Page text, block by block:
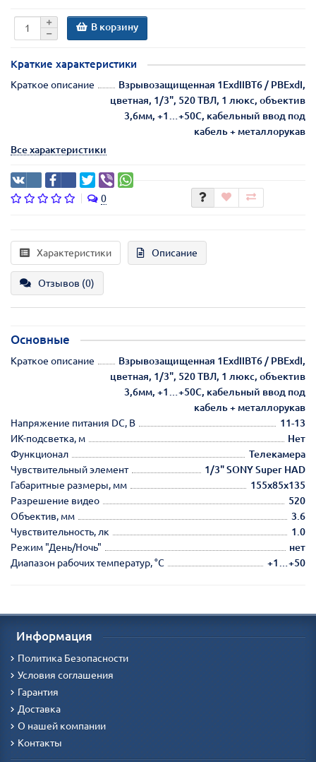
В корзину
Краткие характеристики
Краткое описание
Взрывозащищенная 1ExdIIBT6 / РВExdI,
цветная, 1/3", 520 ТВЛ, 1 люкс, объектив
3,6мм, +1…+50С, кабельный ввод под
кабель + металлорукав
Все характеристики
0
Характеристики Описание
Отзывов (0)
Основные
Краткое описание
Взрывозащищенная 1ExdIIBT6 / РВExdI,
цветная, 1/3", 520 ТВЛ, 1 люкс, объектив
3,6мм, +1…+50С, кабельный ввод под
кабель + металлорукав
Напряжение питания DC, В
11-13
ИК-подсветка, м
Нет
Функционал
Телекамера
Чувствительный элемент
1/3" SONY Super HAD
Габаритные размеры, мм
155х85х135
Разрешение видео
520
Объектив, мм
3.6
Чувствительность, лк
1.0
Режим "День/Ночь"
нет
Диапазон рабочих температур, °С
+1…+50
Информация
Политика Безопасности
Условия соглашения
Гарантия
Доставка
О нашей компании
Контакты